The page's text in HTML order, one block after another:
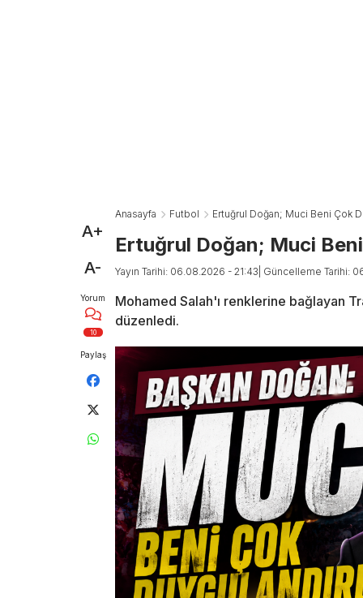
A+
A-
Yorum
10
Paylaş
Anasayfa Futbol Ertuğrul Doğan; Muci Beni Çok
Ertuğrul Doğan; Muci
Yayın Tarihi: 06.08.2026 - 21:43 | Güncelleme Tarihi:
Mohamed Salah'ı renklerine bağlayan
düzenledi.